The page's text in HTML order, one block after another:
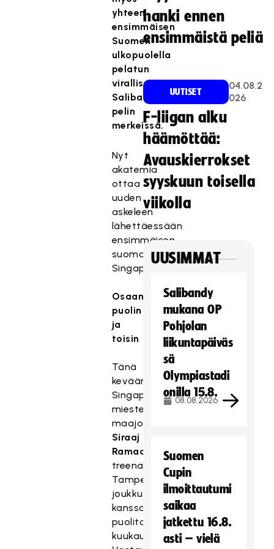
yhteen
ensimmäisen
Suomen
ulkopuolella
pelatun
virallisen
Salibandyliigan
pelin
merkeissä.
Nyt
akatemia
ottaa
uuden
askeleen
lähettäessään
ensimmäisen
suomalaispelaajansa
Singaporeen.
Osaamisvaihtoa
puolin
ja
toisin
Tänä
keväänä
Singaporen
miesten
maajoukkueen
Siraaj
Ramadhan
treenasi
Tampereella
joukkueen
kanssa
puolitoista
kuukautta.
hanki ennen
ensimmäistä peliä
UUTISET
04.08.2
026
F-liigan alku
häämöttää:
Avauskierrokset
syyskuun toisella
viikolla
UUSIMMAT
Salibandy
mukana OP
Pohjolan
liikuntapäiväs
sä
Olympiastadi
onilla 15.8.
08.08.2026
Suomen
Cupin
ilmoittautumi
saikaa
jatkettu 16.8.
asti – vielä